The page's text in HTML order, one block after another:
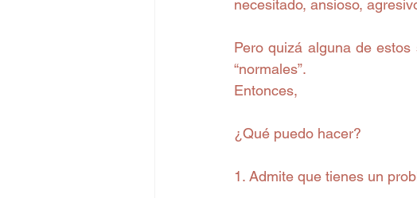
necesitado, ansioso,
Pero quizá alguna de
“normales”.
Entonces,
¿Qué puedo hacer?
1. Admite que tienes un